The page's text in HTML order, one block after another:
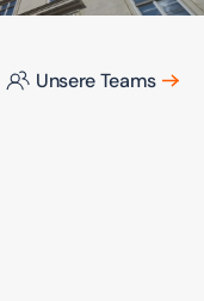
Unsere Teams